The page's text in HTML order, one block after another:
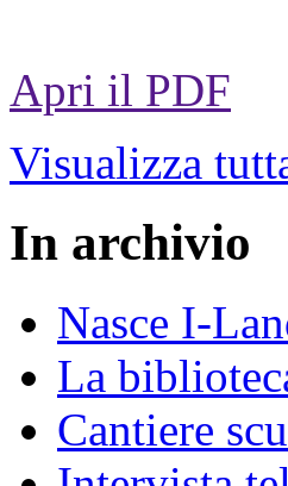
Apri il PDF
Visualizza
In archivio
Nasce I-
La
Cantiere